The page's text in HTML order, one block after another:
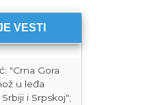
VESTI
u leđa
i Srpskoj";